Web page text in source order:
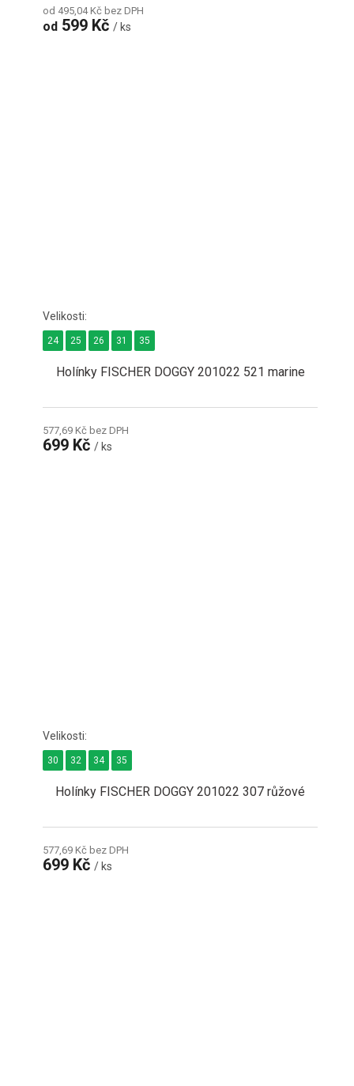
od 495,04 Kč bez DPH
od 599 Kč/ ks
Holínky FISCHER DOGGY 201022 521 marine
577,69 Kč bez DPH
699 Kč/ ks
24 25 26 31 35
Holínky FISCHER DOGGY 201022 307 růžové
577,69 Kč bez DPH
699 Kč/ ks
30 32 34 35